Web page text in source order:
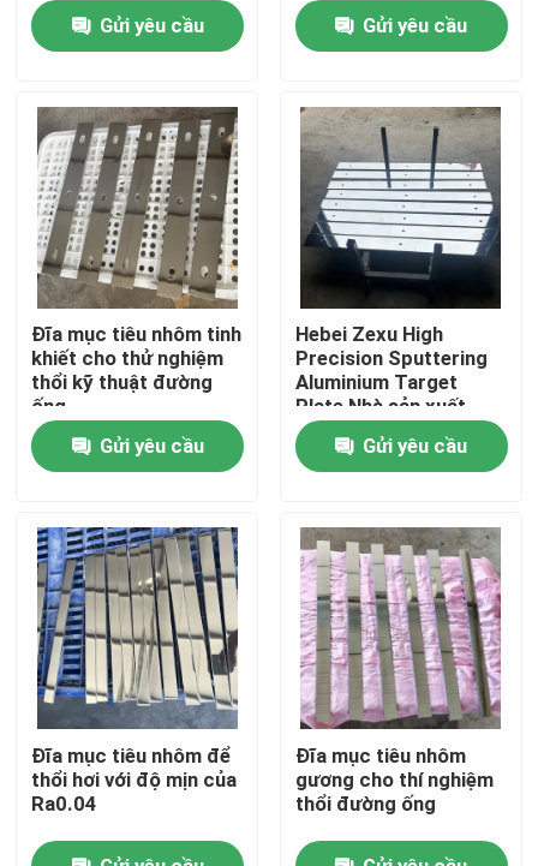
Trang chủ
Các sản phẩm
Video
Chương trình VR
Về chúng tôi
Tham quan nhà máy
Kiểm soát chất lượng
Liên hệ chúng tôi
Tin tức
Yêu cầu báo giá
Gửi yêu cầu
Gửi yêu cầu
Đĩa mục tiêu nhôm tinh
khiết cho thử nghiệm
thổi kỹ thuật đường
ống
Gửi yêu cầu
Hebei Zexu High
Precision Sputtering
Aluminium Target
Plate Nhà sản xuất
Gửi yêu cầu
Đĩa mục tiêu nhôm để
thổi hơi với độ mịn của
Ra0.04
Đĩa mục tiêu nhôm
gương cho thí nghiệm
thổi đường ống